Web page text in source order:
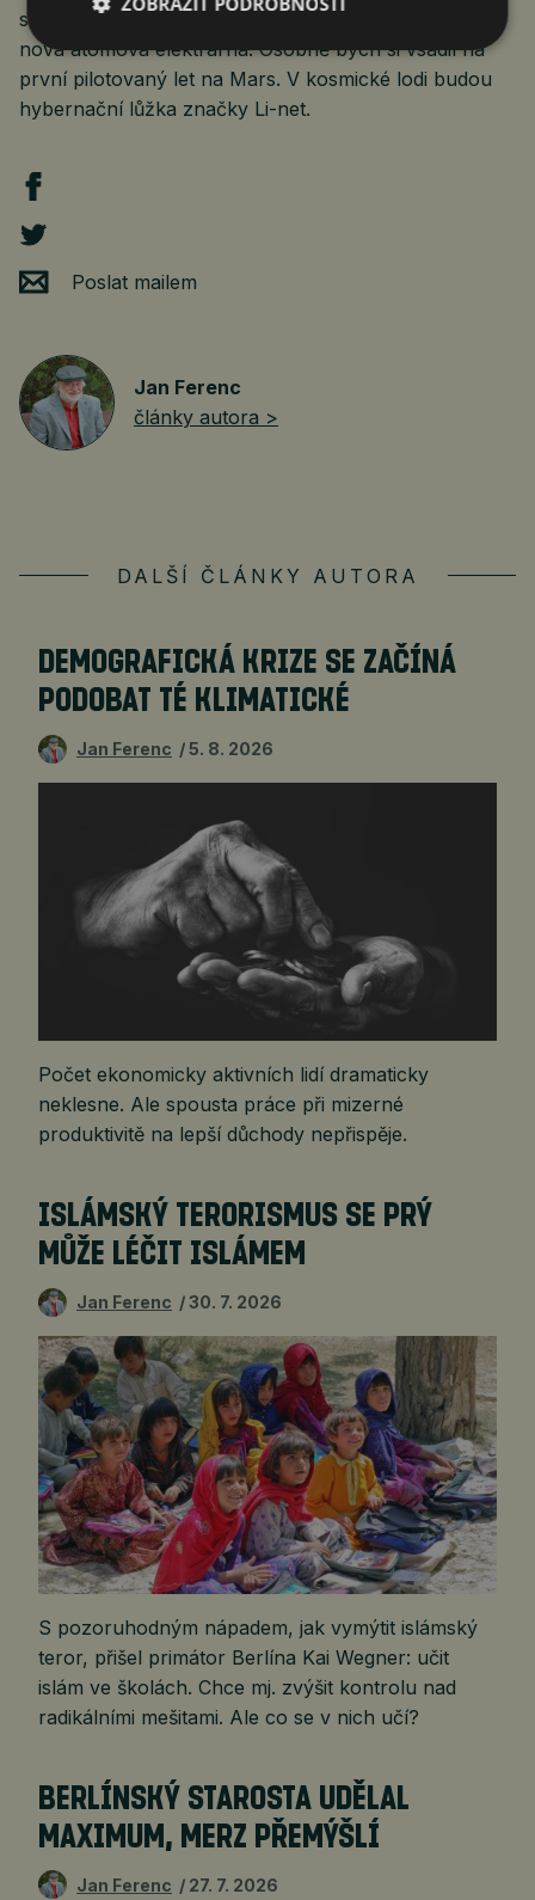
sázky na to, co bude dříve. Jestli nové lyceum, nebo
nová atomová elektrárna. Osobně bych si vsadil na
první pilotovaný let na Mars. V kosmické lodi budou
hybernační lůžka značky Li-net.
Poslat mailem
Jan Ferenc
články autora >
DALŠÍ ČLÁNKY AUTORA
DEMOGRAFICKÁ KRIZE SE ZAČÍNÁ
PODOBAT TÉ KLIMATICKÉ
Jan Ferenc 5. 8. 2026
Počet ekonomicky aktivních lidí dramaticky
neklesne. Ale spousta práce při mizerné
produktivitě na lepší důchody nepřispěje.
ISLÁMSKÝ TERORISMUS SE PRÝ
MŮŽE LÉČIT ISLÁMEM
Jan Ferenc 30. 7. 2026
S pozoruhodným nápadem, jak vymýtit islámský
teror, přišel primátor Berlína Kai Wegner: učit
islám ve školách. Chce mj. zvýšit kontrolu nad
radikálními mešitami. Ale co se v nich učí?
BERLÍNSKÝ STAROSTA UDĚLAL
MAXIMUM, MERZ PŘEMÝŠLÍ
Jan Ferenc 27. 7. 2026